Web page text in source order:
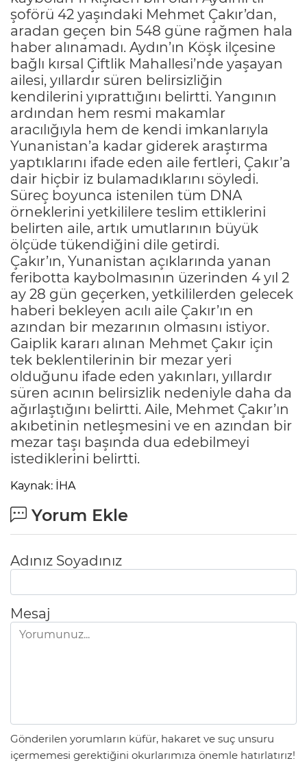
şoförü 42 yaşındaki Mehmet Çakır’dan,
aradan geçen bin 548 güne rağmen hala
haber alınamadı. Aydın’ın Köşk ilçesine
bağlı kırsal Çiftlik Mahallesi’nde yaşayan
ailesi, yıllardır süren belirsizliğin
kendilerini yıprattığını belirtti. Yangının
ardından hem resmi makamlar
aracılığıyla hem de kendi imkanlarıyla
Yunanistan’a kadar giderek araştırma
yaptıklarını ifade eden aile fertleri, Çakır’a
dair hiçbir iz bulamadıklarını söyledi.
Süreç boyunca istenilen tüm DNA
örneklerini yetkililere teslim ettiklerini
belirten aile, artık umutlarının büyük
ölçüde tükendiğini dile getirdi.
Çakır’ın, Yunanistan açıklarında yanan
feribotta kaybolmasının üzerinden 4 yıl 2
ay 28 gün geçerken, yetkililerden gelecek
haberi bekleyen acılı aile Çakır’ın en
azından bir mezarının olmasını istiyor.
Gaiplik kararı alınan Mehmet Çakır için
tek beklentilerinin bir mezar yeri
olduğunu ifade eden yakınları, yıllardır
süren acının belirsizlik nedeniyle daha da
ağırlaştığını belirtti. Aile, Mehmet Çakır’ın
akıbetinin netleşmesini ve en azından bir
mezar taşı başında dua edebilmeyi
istediklerini belirtti.
Kaynak: İHA
Yorum Ekle
Adınız Soyadınız
Mesaj
Gönderilen yorumların küfür, hakaret ve suç unsuru
içermemesi gerektiğini okurlarımıza önemle hatırlatırız!